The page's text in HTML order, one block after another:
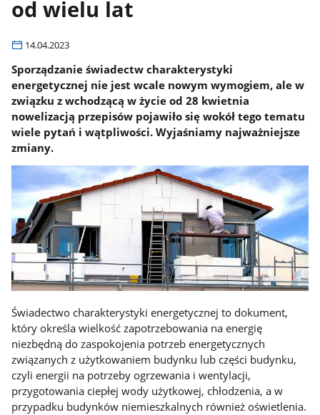
od wielu lat
14.04.2023
Sporządzanie świadectw charakterystyki
energetycznej nie jest wcale nowym wymogiem, ale w
związku z wchodzącą w życie od 28 kwietnia
nowelizacją przepisów pojawiło się wokół tego tematu
wiele pytań i wątpliwości. Wyjaśniamy najważniejsze
zmiany.
Świadectwo charakterystyki energetycznej to dokument,
który określa wielkość zapotrzebowania na energię
niezbędną do zaspokojenia potrzeb energetycznych
związanych z użytkowaniem budynku lub części budynku,
czyli energii na potrzeby ogrzewania i wentylacji,
przygotowania ciepłej wody użytkowej, chłodzenia, a w
przypadku budynków niemieszkalnych również oświetlenia.